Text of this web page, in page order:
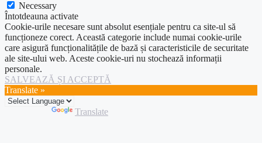
Necessary
Întotdeauna activate
Cookie-urile necesare sunt absolut esențiale pentru ca site-ul să
funcționeze corect. Această categorie include numai cookie-urile
care asigură funcționalitățile de bază și caracteristicile de securitate
ale site-ului web. Aceste cookie-uri nu stochează informații
personale.
SALVEAZĂ ȘI ACCEPTĂ
Translate »
Translate